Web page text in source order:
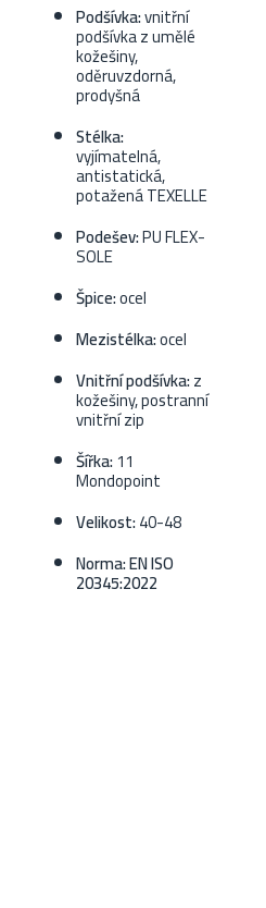
Podšívka:vnitřní
podšívka z umělé
kožešiny,
oděruvzdorná,
prodyšná
Stélka:
vyjímatelná,
antistatická,
potažená TEXELLE
Podešev:PU FLEX-
SOLE
Špice:ocel
Mezistélka:ocel
Vnitřní podšívka:z
kožešiny, postranní
vnitřní zip
Šířka:11
Mondopoint
Velikost:40-48
Norma: EN ISO
20345:2022